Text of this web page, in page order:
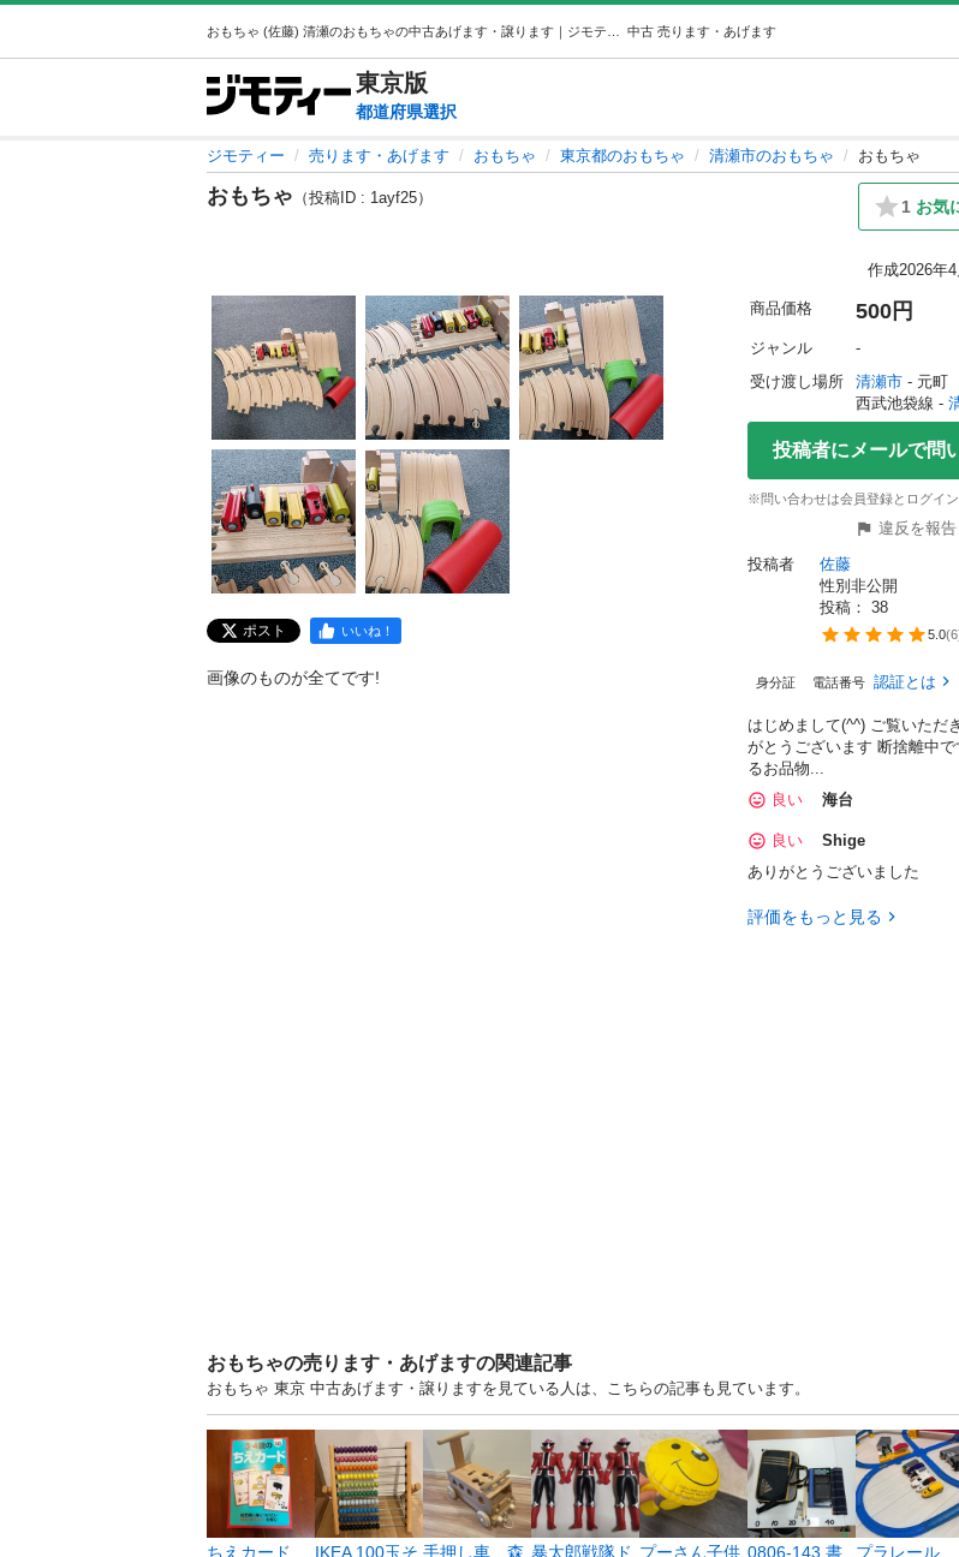
中古 売ります・あげます
東京版
都道府県選択
ジモティー 売ります・あげます おもちゃ 東京都のおもちゃ 清瀬市のおもちゃ おもちゃ
おもちゃ （投稿ID : 1ayf25） 1 お気
作成2026年
ポスト いいね！
画像のものが全てです!
商品価格 500円
ジャンル
-
受け渡し場所
清瀬市 - 元町
西武池袋線 -
投稿者にメールで問
※問い合わせは会員登録とログイ
違反を報告
投稿者
佐藤
性別非公開
投稿： 38
5.0(6
身分証 電話番号 認証とは
はじめまして(^^) ご覧いただ
がとうございます 断捨離中
るお品物...
良い
海台
良い
Shige
ありがとうございました
評価をもっと見る
おもちゃの売ります・あげますの関連記事
おもちゃ 東京 中古あげます・譲りますを見ている人は、こちらの記事も見ています。
ちえカード
IKEA 100玉そ 手押し車 森 暴太郎戦隊ド プーさん子供 0806-143 書
プラレール